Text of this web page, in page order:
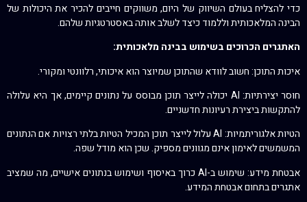
כדי להצליח בעולם השיווק של היום, משווקים חייבים להכיר את היכולות של
הבינה המלאכותית וללמוד כיצד לשלב אותה באסטרטגיות שלהם.
האתגרים הכרוכים בשימוש בבינה מלאכותית:
איכות התוכן: חשוב לוודא שהתוכן שמיוצר הוא איכותי, רלוונטי ומקורי.
חוסר יצירתיות: AI יכולה לייצר תוכן מבוסס על נתונים קיימים, אך היא עלולה
להתקשות ביצירת רעיונות חדשניים.
הטיות אלגוריתמיות: AI עלול לייצר תוכן המכיל הטיות בלתי רצויות אם הנתונים
המשמשים לאימון אינם מגוונים מספיק. שכן הוא מודל שפה.
אבטחת מידע: שימוש ב-AI כרוך באיסוף ושימוש בנתונים אישיים, מה שמציב
אתגרים בתחום אבטחת המידע.